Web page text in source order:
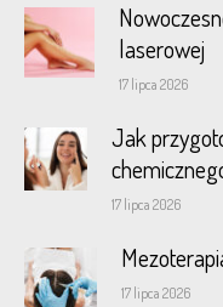
laserowej
17 lipca 2026
Jak
17 lipca 2026
17 lipca 2026